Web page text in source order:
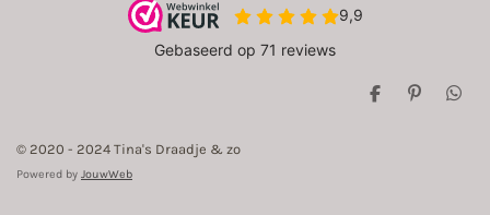
D
P
D
© 2020 - 2024 Tina's Draadje & zo
Powered by JouwWeb